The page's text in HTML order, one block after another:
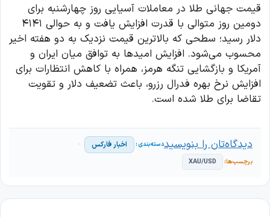
قیمت جهانی طلا در معاملات آسیایی روز چهارشنبه برای
دومین روز متوالی با قدرت افزایش یافت و به حوالی ۴۱۴۱
دلار رسید؛ سطحی که بالاترین قیمت نزدیک به دو هفته اخیر
محسوب می‌شود. افزایش امیدها به توافق میان ایران و
آمریکا و بازگشایی تنگه هرمز، همراه با کاهش انتظارات برای
افزایش نرخ بهره فدرال رزرو، باعث تضعیف دلار و تقویت
تقاضا برای طلا شده است.
اخبار فارکس
XAU/USD
دیدگاه‌تان را بنویسید